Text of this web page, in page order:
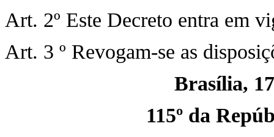
Art. 2º Este Decreto entra em
Art. 3 º Revogam-se as
Brasília,
115º da